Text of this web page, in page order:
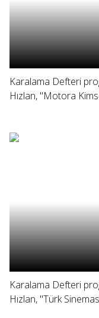
Karalama Defteri
Hızlan, "Motora
Karalama Defteri
Hızlan, "Türk